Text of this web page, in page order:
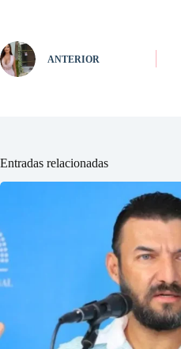
ANTERIOR
Entradas relacionadas